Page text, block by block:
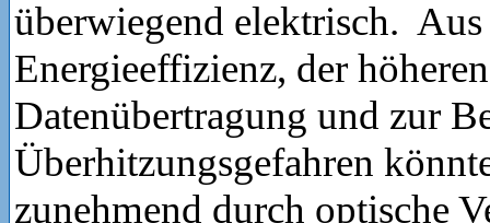
überwiegend elektrisch.
Energieeffizienz, der höheren
Datenübertragung und zur
Überhitzungsgefahren
zunehmend durch optische